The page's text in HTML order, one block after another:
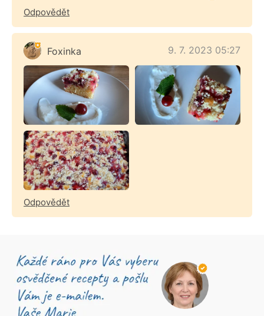
Odpovědět
Foxinka 9. 7. 2023 05:27
Odpovědět